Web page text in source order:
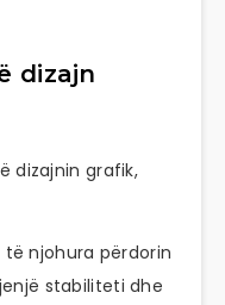
dizajn
dizajnin grafik,
të njohura përdorin
stabiliteti dhe